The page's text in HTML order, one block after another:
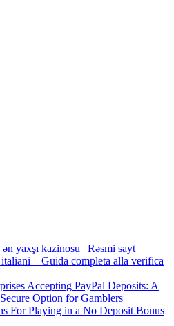
yaxşı kazinosu | Rəsmi sayt
– Guida completa alla verifica
Accepting PayPal Deposits: A
Option for Gamblers
For Playing in a No Deposit Bonus